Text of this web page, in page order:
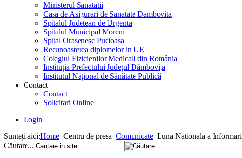
Ministerul Sanatatii
Casa de Asigurari de Sanatate Dambovita
Spitalul Judetean de Urgenta
Spitalul Municipal Moreni
Spital Orasenesc Pucioasa
Recunoasterea diplomelor in UE
Colegiul Fizicienilor Medicali din România
Instituția Prefectului Județul Dâmbovița
Institutul Național de Sănătate Publică
Contact
Contact
Solicitari Online
Login
Sunteți aici:Home Centru de presa Comunicate Luna Nationala a
Căutare...